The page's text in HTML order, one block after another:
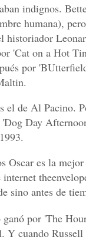
indignos.
humana),
historiador
'Cat on a Hot
por
el de Al Pacino.
Day
Oscar es la
sino antes de
por 'The
Y cuando